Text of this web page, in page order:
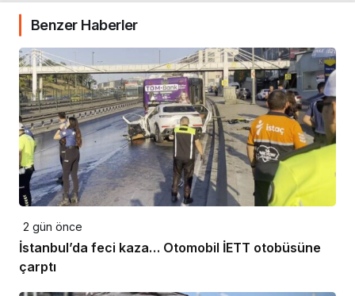
Benzer Haberler
2 gün önce
İstanbul’da feci kaza… Otomobil İETT otobüsüne
çarptı